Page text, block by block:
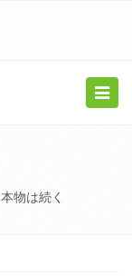
本物は続く